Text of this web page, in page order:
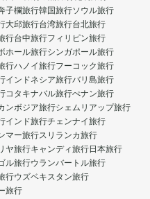
子欄旅行韓国旅行ソウル旅行
大邱旅行台湾旅行台北旅行
行台中旅行フィリピン旅行
ホール旅行シンガポール旅行
行ハノイ旅行フーコック旅行
インドネシア旅行バリ島旅行
コタキナバル旅行ぺナン旅行
ンボジア旅行シェムリアップ旅行
インド旅行チェンナイ旅行
マー旅行スリランカ旅行
ヤ旅行キャンディ旅行日本旅行
ル旅行ウランバートル旅行
行ウズベキスタン旅行
旅行